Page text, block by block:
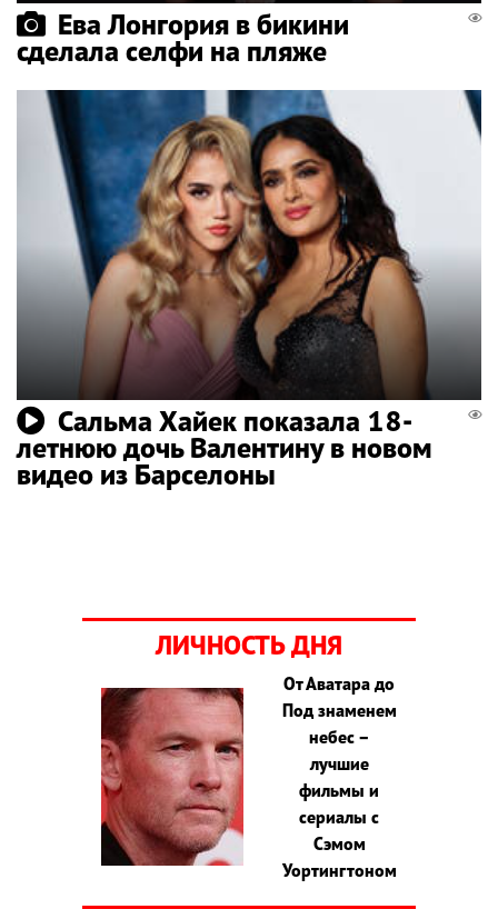
Ева Лонгория в бикини
сделала селфи на пляже
Сальма Хайек показала 18-
летнюю дочь Валентину в новом
видео из Барселоны
ЛИЧНОСТЬ ДНЯ
От Аватара до
Под знаменем
небес –
лучшие
фильмы и
сериалы с
Сэмом
Уортингтоном